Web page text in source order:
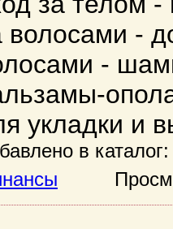
волосами -
-
укладки и
в